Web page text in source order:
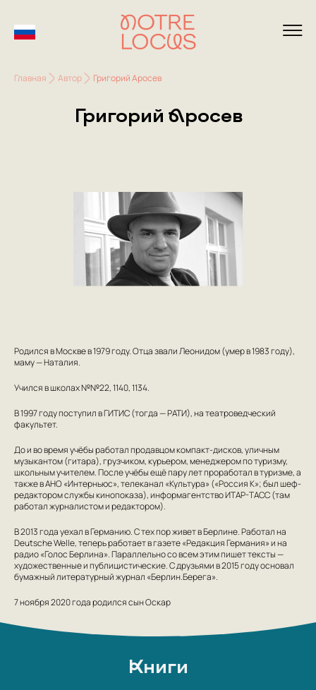
Главная Автор Григорий Аросев
Григорий Аросев
Родился в Москве в 1979 году. Отца звали Леонидом (умер в 1983 году),
маму — Наталия.
Учился в школах №№22, 1140, 1134.
В 1997 году поступил в ГИТИС (тогда — РАТИ), на театроведческий
факультет.
До и во время учёбы работал продавцом компакт-дисков, уличным
музыкантом (гитара), грузчиком, курьером, менеджером по туризму,
школьным учителем. После учёбы ещё пару лет проработал в туризме, а
также в АНО «Интерньюс», телеканал «Культура» («Россия К»; был шеф-
редактором службы кинопоказа), информагентство ИТАР-ТАСС (там
работал журналистом и редактором).
В 2013 года уехал в Германию. С тех пор живет в Берлине. Работал на
Deutsche Welle, теперь работает в газете «Редакция Германия» и на
радио «Голос Берлина». Параллельно со всем этим пишет тексты —
художественные и публицистические. С друзьями в 2015 году основал
бумажный литературный журнал «Берлин.Берега».
7 ноября 2020 года родился сын Оскар
Книги